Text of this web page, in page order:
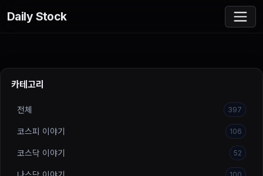
Daily Stock
카테고리
전체 397
코스피 이야기 106
코스닥 이야기 52